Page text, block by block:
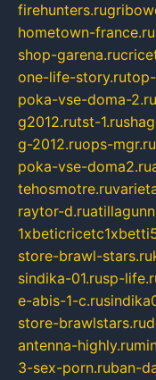
firehunters.ru
hometown-france.ru
shop-garena.ru
one-life-story.ru
poka-vse-doma-2.ru
g2012.rutst-1.ru
g-2012.ruops-mgr.ru
poka-vse-doma2.ru
tehosmotre.ru
raytor-d.ru
store-brawl-stars.ru
sindika-01.rusp-
e-abis-1-c.ru
store-brawlstars.ru
antenna-highly.ru
3-sex-porn.ruban-